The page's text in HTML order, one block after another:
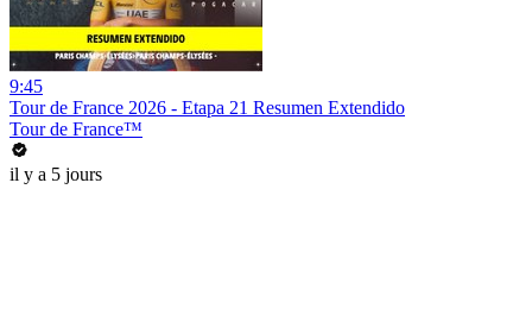
9:45
Tour de France 2026 - Etapa 21 Resumen Extendido
Tour de France™
il y a 5 jours